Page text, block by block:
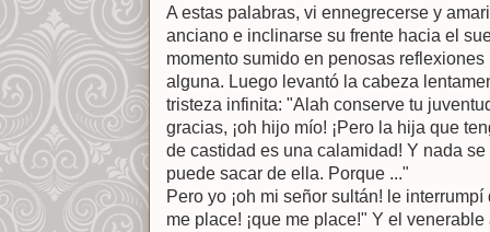
A estas palabras, vi ennegrecerse y
anciano e inclinarse su frente hacia el
momento sumido en penosas
alguna. Luego levantó la cabeza
tristeza infinita: "Alah conserve tu
gracias, ¡oh hijo mío! ¡Pero la hija que
de castidad es una calamidad! Y nada
puede sacar de ella. Porque ..."
Pero yo ¡oh mi señor sultán! le
me place! ¡que me place!" Y el